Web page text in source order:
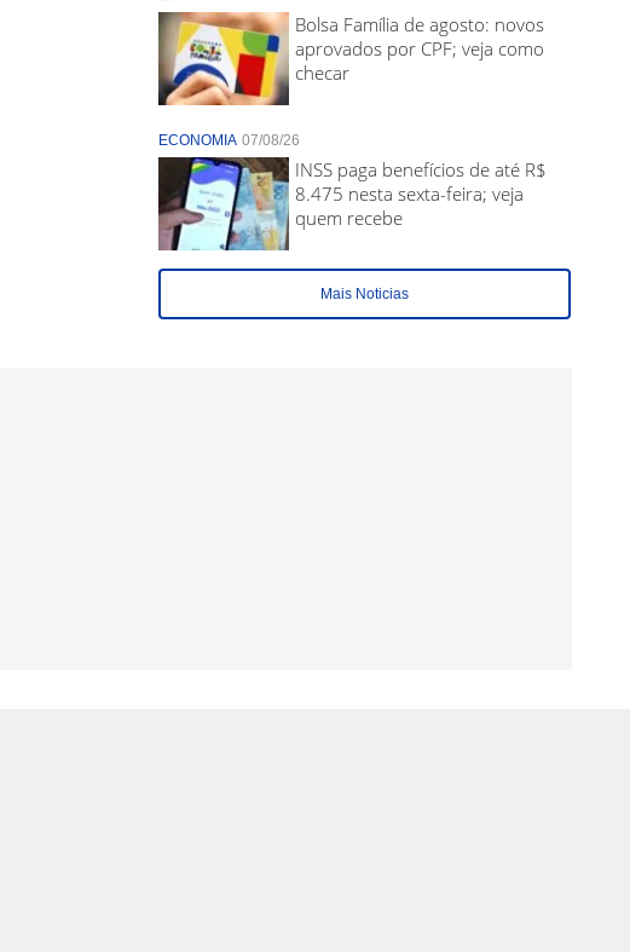
Bolsa Família de agosto: novos
aprovados por CPF; veja como
checar
ECONOMIA 07/08/26
INSS paga benefícios de até R$
8.475 nesta sexta-feira; veja
quem recebe
Mais Noticias